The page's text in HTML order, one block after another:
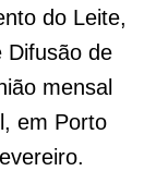
do Leite,
Difusão de
mensal
em Porto